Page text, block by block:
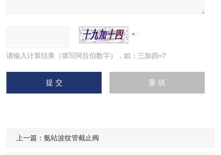
请输入计算结果（填写阿拉伯数字），如：三加四=7
上一篇：氨站波纹管截止阀